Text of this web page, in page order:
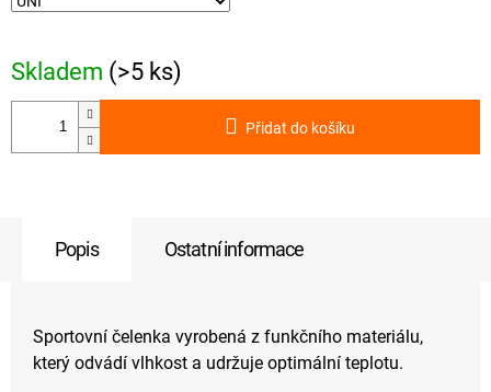
Skladem (>5 ks)
Přidat do košíku
Popis Ostatní informace
Sportovní čelenka vyrobená z funkčního materiálu,
který odvádí vlhkost a udržuje optimální teplotu.